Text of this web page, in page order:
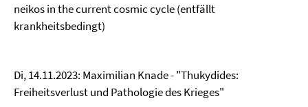
neikos in the current cosmic cycle (entfällt
krankheitsbedingt)
Di, 14.11.2023: Maximilian Knade - "Thukydides:
Freiheitsverlust und Pathologie des Krieges"